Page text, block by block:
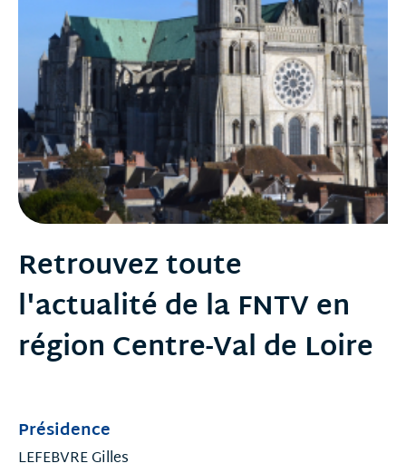
Retrouvez toute
l'actualité de la FNTV en
région Centre-Val de Loire
Présidence
LEFEBVRE Gilles